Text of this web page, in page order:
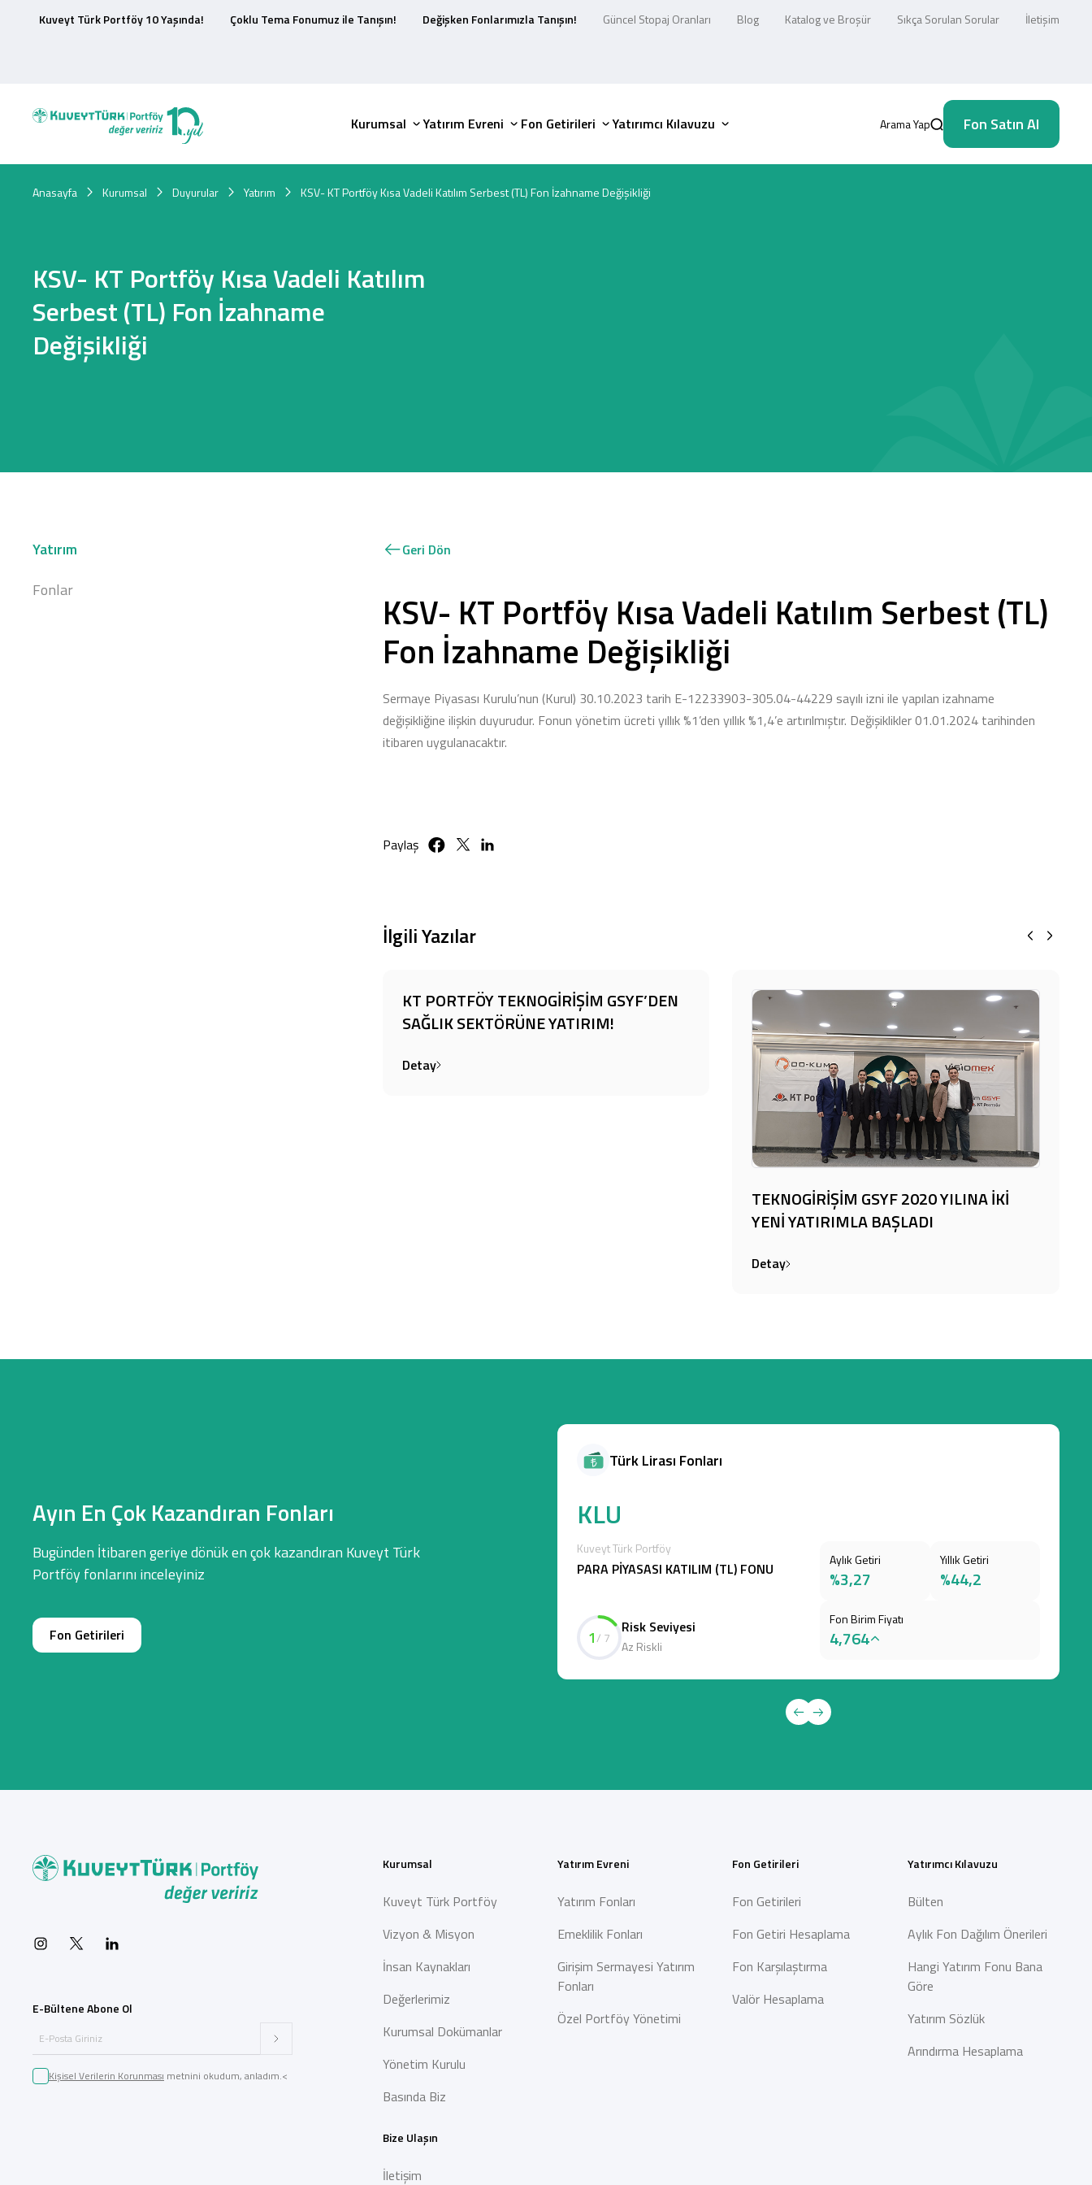
Kuveyt Türk Portföy 10 Yaşında! Çoklu Tema Fonumuz ile Tanışın! Değişken Fonlarımızla Tanışın! Güncel Stopaj Oranları Blog Katalog ve Broşür Sıkça Sorulan Sorular İletişim
Kurumsal Yatırım Evreni Fon Getirileri Yatırımcı Kılavuzu Arama Yap Fon Satın Al
Anasayfa Kurumsal Duyurular Yatırım KSV- KT Portföy Kısa Vadeli Katılım Serbest (TL) Fon İzahname Değişikliği
KSV- KT Portföy Kısa Vadeli Katılım
Serbest (TL) Fon İzahname
Değişikliği
Yatırım
Fonlar
Geri Dön
KSV- KT Portföy Kısa Vadeli Katılım Serbest (TL)
Fon İzahname Değişikliği
Sermaye Piyasası Kurulu’nun (Kurul) 30.10.2023 tarih E-12233903-305.04-44229 sayılı izni ile yapılan izahname
değişikliğine ilişkin duyurudur. Fonun yönetim ücreti yıllık %1’den yıllık %1,4’e artırılmıştır. Değişiklikler 01.01.2024 tarihinden
itibaren uygulanacaktır.
Paylaş
İlgili Yazılar
KT PORTFÖY TEKNOGİRİŞİM GSYF’DEN
SAĞLIK SEKTÖRÜNE YATIRIM!
Detay
TEKNOGİRİŞİM GSYF 2020 YILINA İKİ
YENİ YATIRIMLA BAŞLADI
Detay
Ayın En Çok Kazandıran Fonları
Bugünden İtibaren geriye dönük en çok kazandıran Kuveyt Türk
Portföy fonlarını inceleyiniz
Fon Getirileri
Türk Lirası Fonları
KLU
Kuveyt Türk Portföy
PARA PİYASASI KATILIM (TL) FONU
1/ 7
Risk Seviyesi
Az Riskli
Aylık Getiri
%3,27
Yıllık Getiri
%44,2
Fon Birim Fiyatı
4,764
E-Bültene Abone Ol
Kişisel Verilerin Korunması metnini okudum, anladım.<
Kurumsal
Kuveyt Türk Portföy
Vizyon & Misyon
İnsan Kaynakları
Değerlerimiz
Kurumsal Dokümanlar
Yönetim Kurulu
Basında Biz
Yatırım Evreni
Yatırım Fonları
Emeklilik Fonları
Girişim Sermayesi Yatırım
Fonları
Özel Portföy Yönetimi
Fon Getirileri
Fon Getirileri
Fon Getiri Hesaplama
Fon Karşılaştırma
Valör Hesaplama
Yatırımcı Kılavuzu
Bülten
Aylık Fon Dağılım Önerileri
Hangi Yatırım Fonu Bana
Göre
Yatırım Sözlük
Arındırma Hesaplama
Bize Ulaşın
İletişim